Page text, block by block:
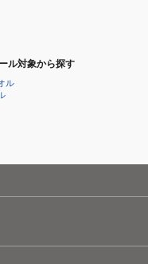
ル対象から探す
ル